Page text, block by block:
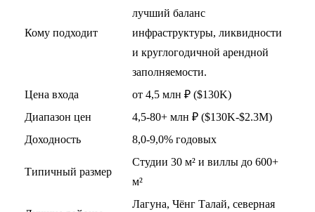
Кому подходит
лучший баланс
инфраструктуры, ликвидности
и круглогодичной арендной
заполняемости.
Цена входа
от 4,5 млн ₽ ($130K)
Диапазон цен
4,5-80+ млн ₽ ($130K-$2.3M)
Доходность
8,0-9,0% годовых
Типичный размер
Студии 30 м² и виллы до 600+
м²
Лагуна, Чёнг Талай, северная